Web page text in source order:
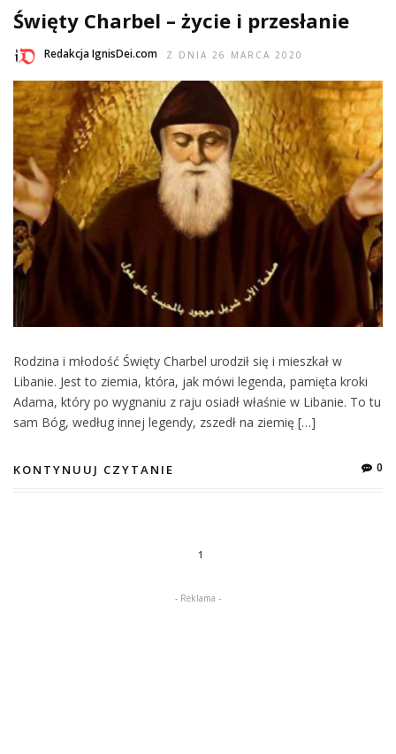
Święty Charbel – życie i przesłanie
Redakcja IgnisDei.com Z DNIA 26 MARCA 2020
Rodzina i młodość Święty Charbel urodził się i mieszkał w
Libanie. Jest to ziemia, która, jak mówi legenda, pamięta kroki
Adama, który po wygnaniu z raju osiadł właśnie w Libanie. To tu
sam Bóg, według innej legendy, zszedł na ziemię […]
KONTYNUUJ CZYTANIE 0
1
- Reklama -